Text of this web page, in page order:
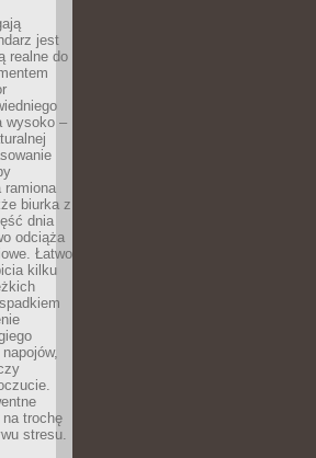
jest
realne do
wysoko –
ramiona
biurka z
dnia
odciąża
Łatwo
kilku
trochę
stresu.